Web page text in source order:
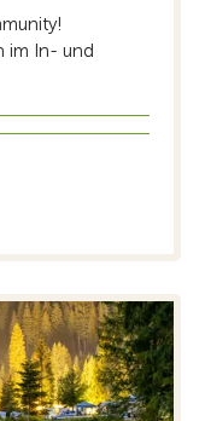
im In- und